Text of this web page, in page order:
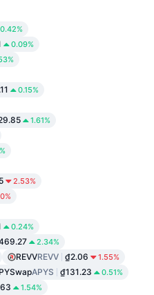
0.42%
0.09%
0.15%
1.61%
2.53%
0.24%
2.34%
REVVREVV ₫2.06 1.55%
APYS ₫131.23 0.51%
1.54%